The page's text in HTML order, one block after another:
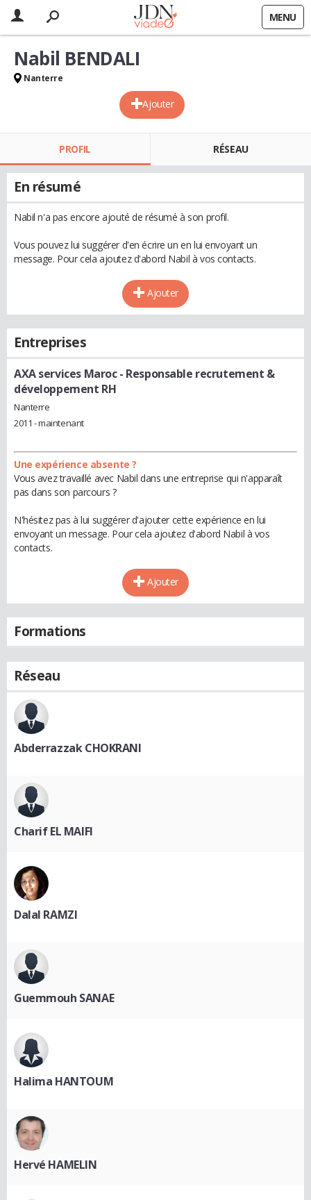
MENU
Ajouter
Nabil BENDALI
Nanterre
PROFIL RÉSEAU
En résumé
Nabil n'a pas encore ajouté de résumé à son profil.
Vous pouvez lui suggérer d'en écrire un en lui envoyant un
message. Pour cela ajoutez d'abord Nabil à vos contacts.
Ajouter
Entreprises
AXA services Maroc- Responsable recrutement &
développement RH
Nanterre
2011 - maintenant
Une expérience absente ?
Vous avez travaillé avec Nabil dans une entreprise qui n'apparaît
pas dans son parcours ?
N'hésitez pas à lui suggérer d'ajouter cette expérience en lui
envoyant un message. Pour cela ajoutez d'abord Nabil à vos
contacts.
Ajouter
Formations
Réseau
Abderrazzak CHOKRANI
Charif EL MAIFI
Dalal RAMZI
Guemmouh SANAE
Halima HANTOUM
Hervé HAMELIN